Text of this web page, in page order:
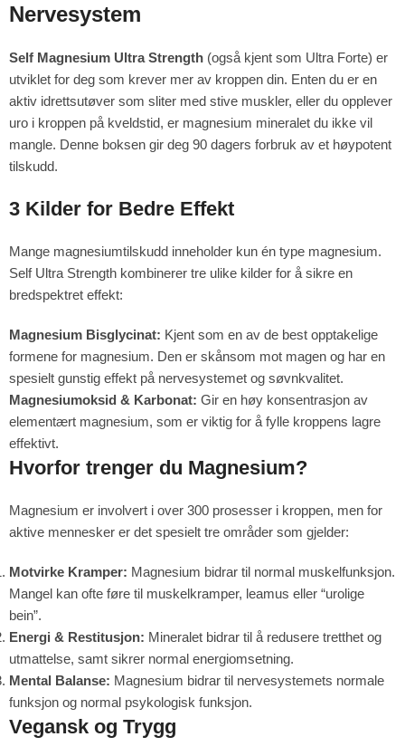
Nervesystem
Self Magnesium Ultra Strength (også kjent som Ultra Forte) er
utviklet for deg som krever mer av kroppen din. Enten du er en
aktiv idrettsutøver som sliter med stive muskler, eller du opplever
uro i kroppen på kveldstid, er magnesium mineralet du ikke vil
mangle. Denne boksen gir deg 90 dagers forbruk av et høypotent
tilskudd.
3 Kilder for Bedre Effekt
Mange magnesiumtilskudd inneholder kun én type magnesium.
Self Ultra Strength kombinerer tre ulike kilder for å sikre en
bredspektret effekt:
Magnesium Bisglycinat: Kjent som en av de best opptakelige
formene for magnesium. Den er skånsom mot magen og har en
spesielt gunstig effekt på nervesystemet og søvnkvalitet.
Magnesiumoksid & Karbonat: Gir en høy konsentrasjon av
elementært magnesium, som er viktig for å fylle kroppens lagre
effektivt.
Hvorfor trenger du Magnesium?
Magnesium er involvert i over 300 prosesser i kroppen, men for
aktive mennesker er det spesielt tre områder som gjelder:
Motvirke Kramper: Magnesium bidrar til normal muskelfunksjon.
Mangel kan ofte føre til muskelkramper, leamus eller “urolige
bein”.
Energi & Restitusjon: Mineralet bidrar til å redusere tretthet og
utmattelse, samt sikrer normal energiomsetning.
Mental Balanse: Magnesium bidrar til nervesystemets normale
funksjon og normal psykologisk funksjon.
Vegansk og Trygg